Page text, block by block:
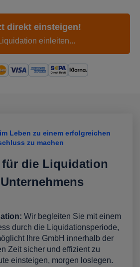
direkt einsteigen!
einleiten...
Leben zu einem erfolgreichen
zu machen
die Liquidation
Wir begleiten Sie mit einem
durch die Liquidationsperiode,
Ihre GmbH innerhalb der
Zeit sicher und effizient zu
einsteigen, morgen loslegen.